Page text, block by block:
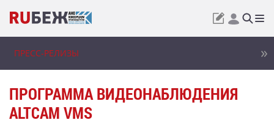
ПРЕСС-РЕЛИЗЫ
ПРОГРАММА ВИДЕОНАБЛЮДЕНИЯ
ALTCAM VMS